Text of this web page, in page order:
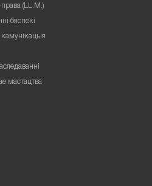
(LL.M.)
бяспекі
камунікацыя
мастацтва